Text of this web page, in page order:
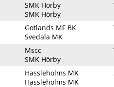
SMK Hörby
SMK Hörby
Gotlands MF BK
Svedala MK
Mscc
SMK Hörby
Hässleholms MK
Hässleholms MK